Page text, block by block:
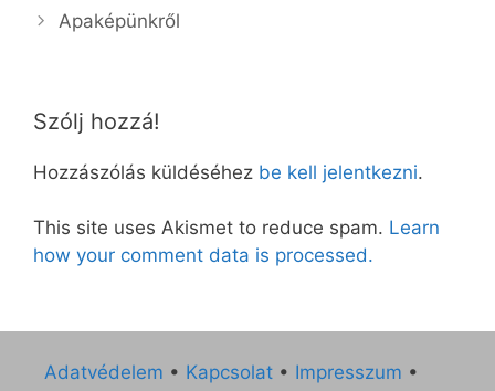
Apaképünkről
Szólj hozzá!
Hozzászólás küldéséhez be kell jelentkezni.
This site uses Akismet to reduce spam. Learn
how your comment data is processed.
Adatvédelem • Kapcsolat • Impresszum •